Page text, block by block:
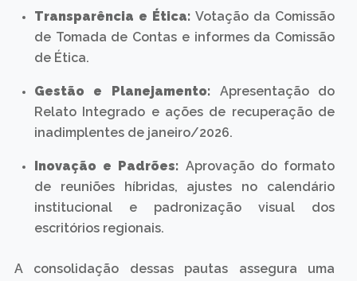
Transparência e Ética:Votação da Comissão
de Tomada de Contas e informes da Comissão
de Ética.
Gestão e Planejamento: Apresentação do
Relato Integrado e ações de recuperação de
inadimplentes de janeiro/2026.
Inovação e Padrões: Aprovação do formato
de reuniões híbridas, ajustes no calendário
institucional e padronização visual dos
escritórios regionais.
A consolidação dessas pautas assegura uma